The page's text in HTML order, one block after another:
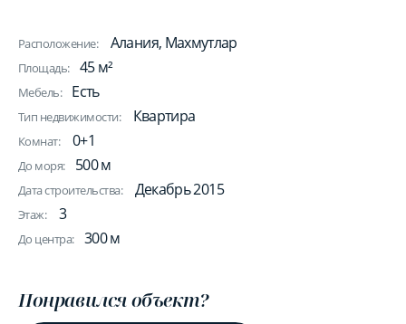
Расположение: Алания, Махмутлар
Площадь: 45 м²
Мебель: Есть
Тип недвижимости: Квартира
Комнат: 0+1
До моря: 500 м
Дата строительства: Декабрь 2015
Этаж: 3
До центра: 300 м
Понравился объект?